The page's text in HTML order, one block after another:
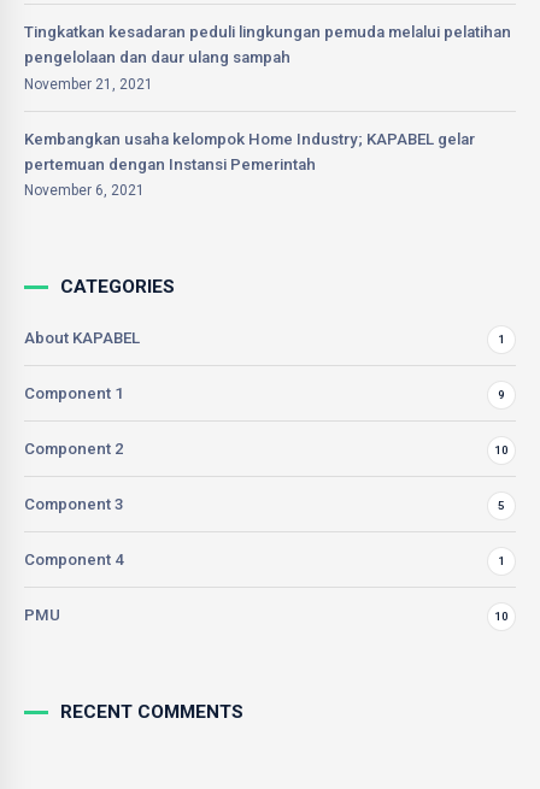
Tingkatkan kesadaran peduli lingkungan pemuda melalui pelatihan
pengelolaan dan daur ulang sampah
November 21, 2021
Kembangkan usaha kelompok Home Industry; KAPABEL gelar
pertemuan dengan Instansi Pemerintah
November 6, 2021
CATEGORIES
About KAPABEL 1
Component 1 9
Component 2 10
Component 3 5
Component 4 1
PMU 10
RECENT COMMENTS